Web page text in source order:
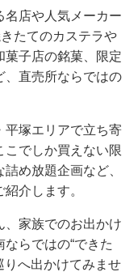
名店や人気メーカー
たてのカステラや
菓子店の銘菓、限定
、直売所ならではの
平塚エリアで立ち寄
こでしか買えない限
め放題企画など、
介します。
、家族でのお出かけ
らではの“できた
りへ出かけてみませ